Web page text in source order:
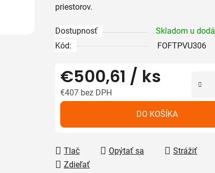
z
hviezdičiek.
priestorov.
Dostupnosť
Skladom u
Kód:
FOFTPVU306
€500,61 / ks
€407 bez DPH
DO KOŠÍKA
Tlač Opýtať sa
Strážiť
Zdieľať